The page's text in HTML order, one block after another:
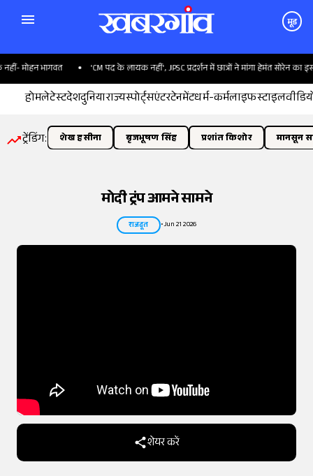
मूड
भागवत 'CM पद के लायक नहीं', JPSC प्रदर्शन में छात्रों ने मांगा हेमंत सोरेन का इस्तीफा
होमलेटेस्टदेशदुनियाराज्यस्पोर्ट्सएंटरटेनमेंटधर्म-कर्मलाइफस्टाइल
ट्रेंडिंग: शेख हसीना बृजभूषण सिंह प्रशांत किशोर मानसून
मोदी ट्रंप आमने सामने
राजदूत •Jun 21 2026
शेयर करें